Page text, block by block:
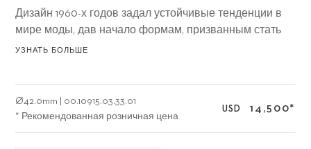
Дизайн 1960-х годов задал устойчивые тенденции в
мире моды, дав начало формам, призванным стать
достоянием вечности.
УЗНАТЬ БОЛЬШЕ
Ø42.0mm
00.10915.03.33.01
* Рекомендованная розничная цена
USD 14,500*